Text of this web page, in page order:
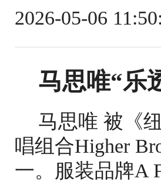
2026-05-06
马思唯“乐
马思唯 被《
唱组合Higher
一。服装品牌A